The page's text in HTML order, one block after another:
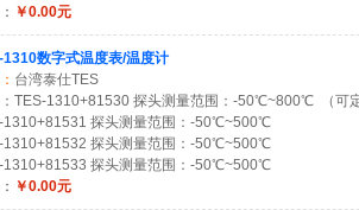
￥0.00元
1310数字式温度表/温度计
台湾泰仕TES
TES-1310+81530 探头测量范围：-50℃~800℃ （可
1310+81531 探头测量范围：-50℃~500℃
1310+81532 探头测量范围：-50℃~500℃
1310+81533 探头测量范围：-50℃~500℃
￥0.00元